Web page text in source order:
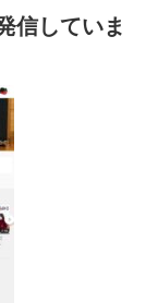
信していま